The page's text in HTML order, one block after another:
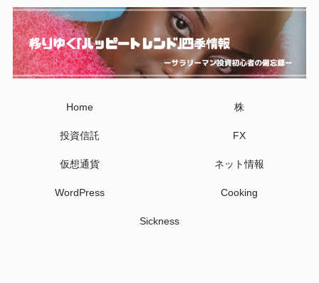
Home 株
投資信託 FX
仮想通貨 ネット情報
WordPress Cooking
Sickness